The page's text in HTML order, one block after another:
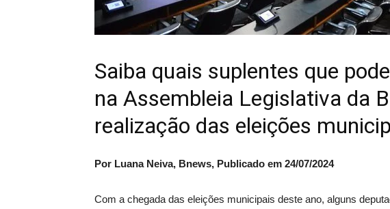
Saiba quais suplentes que
na Assembleia Legislativa da
realização das eleições
Por Luana Neiva, Bnews, Publicado em 24/07/2024
Com a chegada das eleições municipais deste ano, alguns